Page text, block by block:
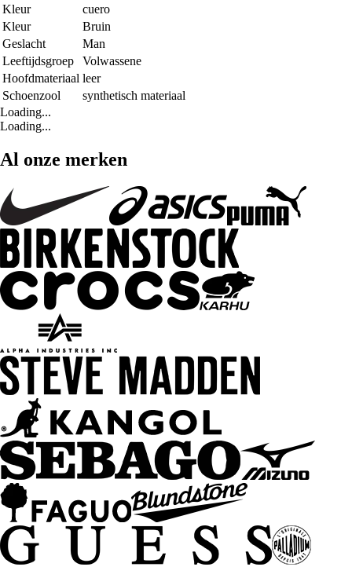
Kleur
cuero
Kleur
Bruin
Geslacht
Man
Leeftijdsgroep
Volwassene
Hoofdmateriaal leer
Schoenzool
synthetisch materiaal
Loading...
Loading...
Al onze merken